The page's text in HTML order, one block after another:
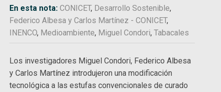
En esta nota:CONICET, Desarrollo Sostenible,
Federico Albesa y Carlos Martínez - CONICET,
INENCO, Medioambiente, Miguel Condori,Tabacales
Los investigadores Miguel Condori, Federico Albesa
y Carlos Martínez introdujeron una modificación
tecnológica a las estufas convencionales de curado